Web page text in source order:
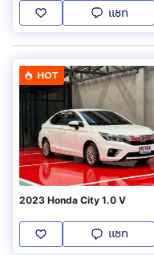
แชท
HOT
2023 Honda City 1.0 V
แชท